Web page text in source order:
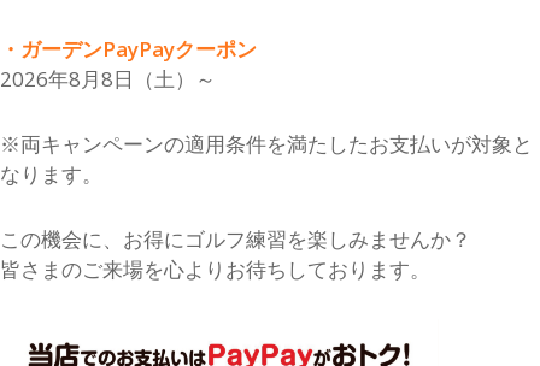
・ガーデンPayPayクーポン
2026年8月8日（土）～
※両キャンペーンの適用条件を満たしたお支払いが対象と
なります。
この機会に、お得にゴルフ練習を楽しみませんか？
皆さまのご来場を心よりお待ちしております。